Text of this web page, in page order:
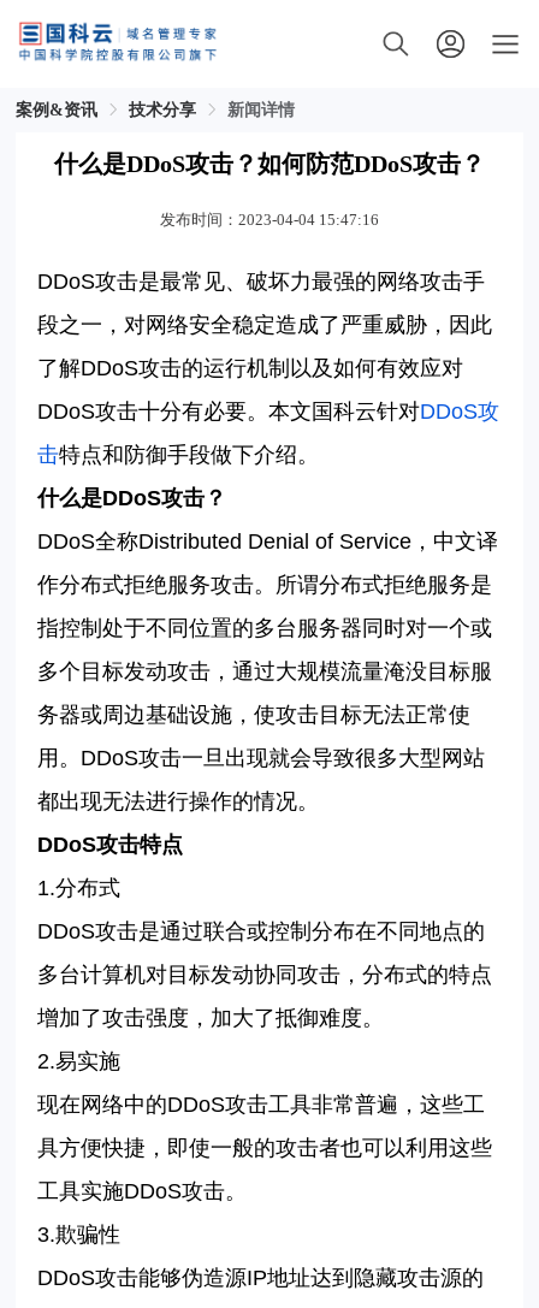
案例&资讯 技术分享 新闻详情
什么是DDoS攻击？如何防范DDoS攻击？
发布时间：2023-04-04 15:47:16
DDoS攻击是最常见、破坏力最强的网络攻击手
段之一，对网络安全稳定造成了严重威胁，因此
了解DDoS攻击的运行机制以及如何有效应对
DDoS攻击十分有必要。本文 国科云针对DDoS攻
击特点和防御手段做下介绍。
什么是DDoS攻击？
DDoS全称Distributed Denial of Service ，中文译
作分布式拒绝服务攻击。所谓分布式拒绝服务是
指控制处于不同位置的多台服务器同时对一个或
多个目标发动攻击，通过大规模流量淹没目标服
务器或周边基础设施，使攻击目标无法正常使
用。 DDoS攻击一旦出现就会导致很多大型网站
都出现无法进行操作的情况。
DDoS攻击特点
1.分布式
DDoS攻击是通过联合或控制分布在不同地点的
多台计算机对目标发动协同攻击，分布式的特点
增加了攻击强度，加大了抵御难度。
2.易实施
现在网络中的DDoS攻击工具非常普遍，这些工
具方便快捷，即使一般的攻击者也可以利用这些
工具实施DDoS攻击。
3.欺骗性
DDoS攻击能够伪造源IP地址达到隐藏攻击源的